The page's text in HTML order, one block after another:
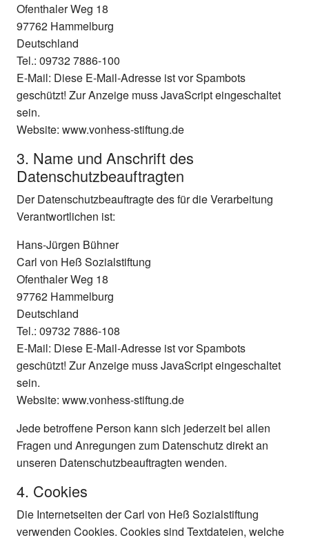
Ofenthaler Weg 18
97762 Hammelburg
Deutschland
Tel.: 09732 7886-100
E-Mail: Diese E-Mail-Adresse ist vor Spambots
geschützt! Zur Anzeige muss JavaScript eingeschaltet
sein.
Website: www.vonhess-stiftung.de
3. Name und Anschrift des
Datenschutzbeauftragten
Der Datenschutzbeauftragte des für die Verarbeitung
Verantwortlichen ist:
Hans-Jürgen Bühner
Carl von Heß Sozialstiftung
Ofenthaler Weg 18
97762 Hammelburg
Deutschland
Tel.: 09732 7886-108
E-Mail: Diese E-Mail-Adresse ist vor Spambots
geschützt! Zur Anzeige muss JavaScript eingeschaltet
sein.
Website: www.vonhess-stiftung.de
Jede betroffene Person kann sich jederzeit bei allen
Fragen und Anregungen zum Datenschutz direkt an
unseren Datenschutzbeauftragten wenden.
4. Cookies
Die Internetseiten der Carl von Heß Sozialstiftung
verwenden Cookies. Cookies sind Textdateien, welche